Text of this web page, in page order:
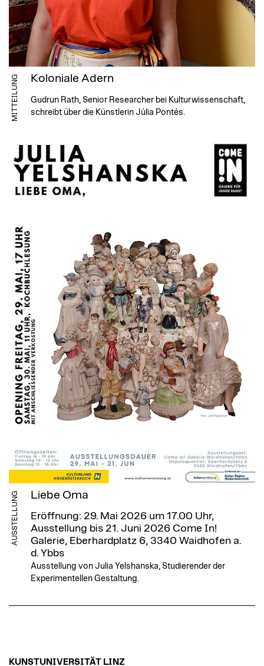
MITTEILUNG Koloniale Adern
Gudrun Rath, Senior Researcher bei Kulturwissenschaft,
schreibt über die Künstlerin Júlia Pontés.
AUSSTELLUNG Liebe Oma
Eröffnung: 29. Mai 2026 um 17.00 Uhr,
Ausstellung bis 21. Juni 2026 Come In!
Galerie, Eberhardplatz 6, 3340 Waidhofen a.
d. Ybbs
Ausstellung von Julia Yelshanska, Studierender der
Experimentellen Gestaltung.
KUNSTUNIVERSITÄT LINZ